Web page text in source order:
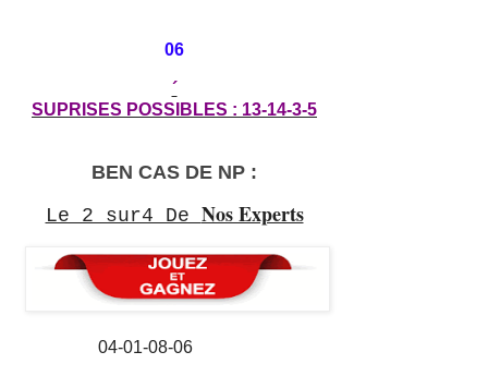
06
´
SUPRISES POSSIBLES : 13-14-3-5
BEN CAS DE NP :
Le 2 sur4 De Nos Experts
04-01-08-06